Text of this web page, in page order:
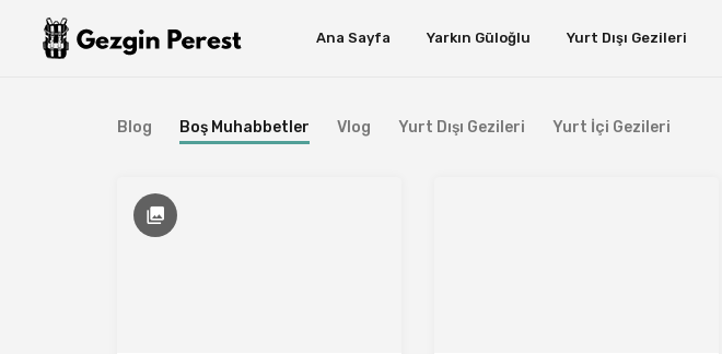
Ana Sayfa Yarkın Güloğlu Yurt Dışı Gezileri
Blog Boş Muhabbetler Vlog Yurt Dışı Gezileri Yurt İçi Gezileri